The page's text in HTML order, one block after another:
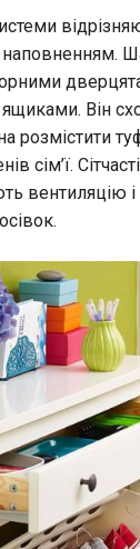
наповненням.
Він
розмістити
сім’ї.
вентиляцію